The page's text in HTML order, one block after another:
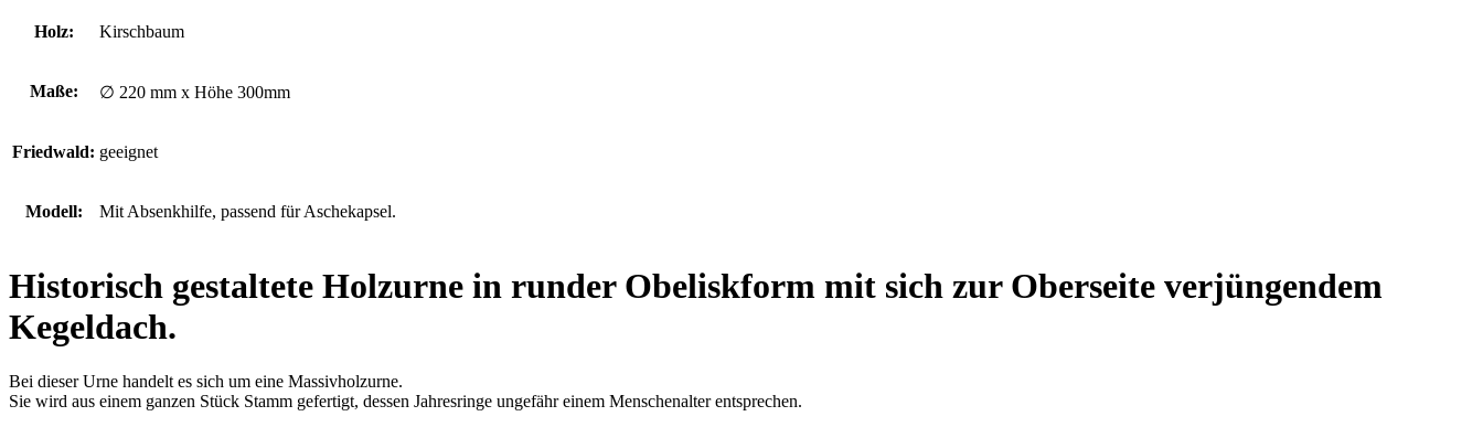
Holz: Kirschbaum
Maße: ∅ 220 mm x Höhe 300mm
Friedwald: geeignet
Modell: Mit Absenkhilfe, passend für Aschekapsel.
Historisch gestaltete Holzurne in runder Obeliskform mit sich zur Oberseite verjüngendem
Kegeldach.
Bei dieser Urne handelt es sich um eine Massivholzurne.
Sie wird aus einem ganzen Stück Stamm gefertigt, dessen Jahresringe ungefähr einem Menschenalter entsprechen.